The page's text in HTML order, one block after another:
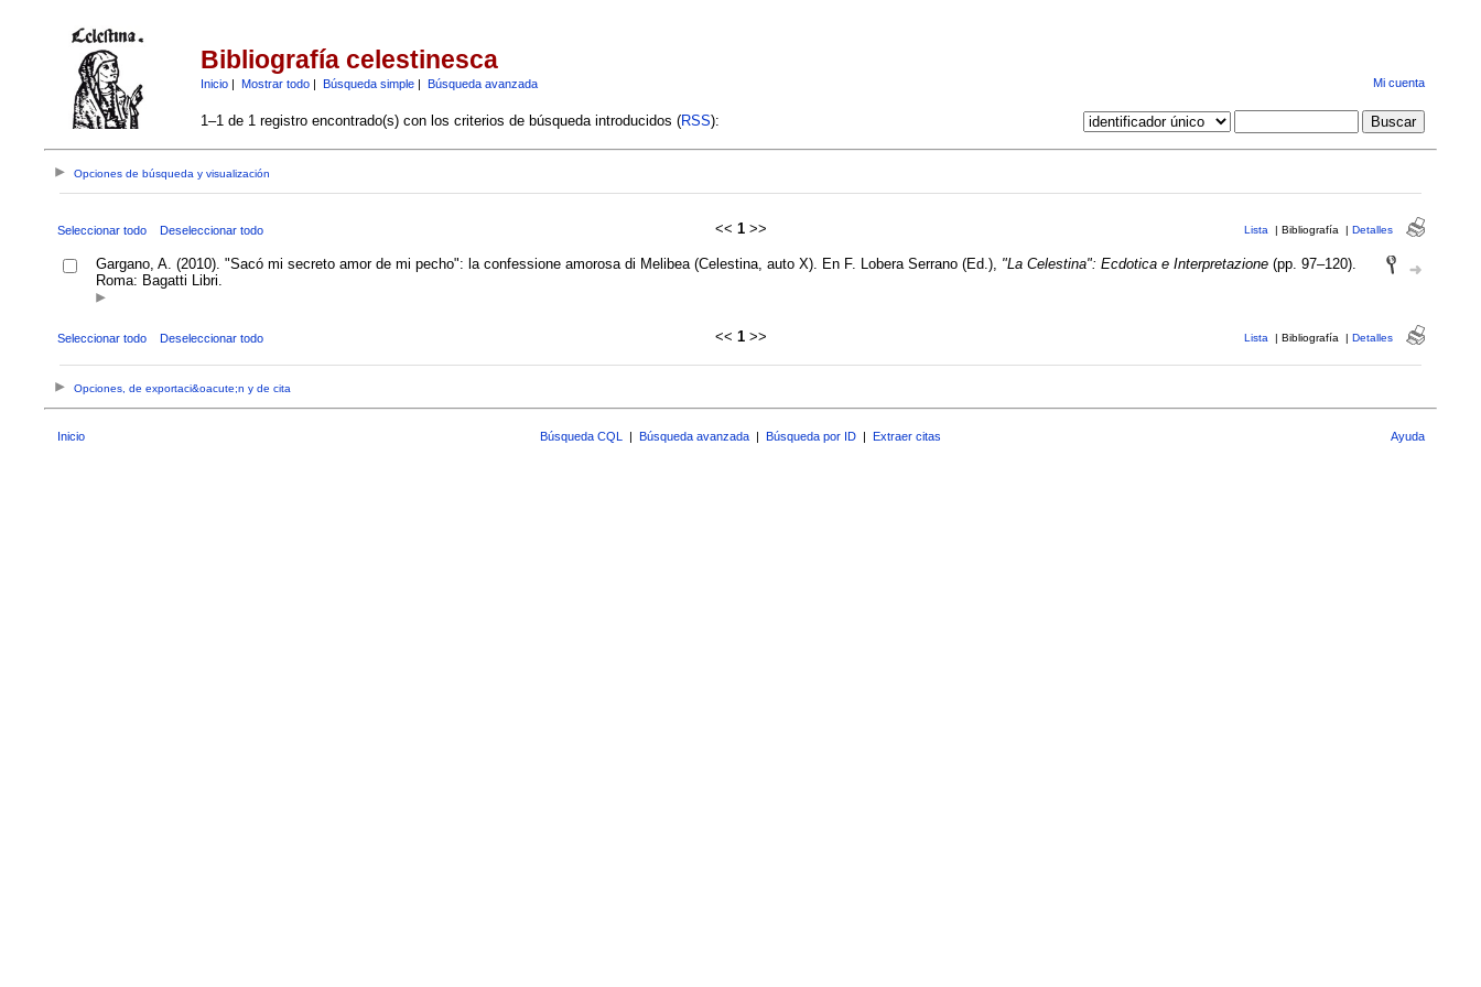
Bibliografía celestinesca
Inicio| Mostrar todo| Búsqueda simple| Búsqueda avanzada Mi cuenta
1–1 de 1 registro encontrado(s) con los criterios de búsqueda introducidos (RSS):
Opciones de búsqueda y visualización
Seleccionar todo Deseleccionar todo << 1>> Lista | Bibliografía | Detalles
Gargano, A. (2010). "Sacó mi secreto amor de mi pecho": la confessione amorosa di Melibea (Celestina, auto X). En F. Lobera Serrano (Ed.), "La Celestina": Ecdotica e Interpretazione(pp. 97–120).
Roma: Bagatti Libri.
Seleccionar todo Deseleccionar todo << 1>> Lista | Bibliografía | Detalles
Opciones, de exportaci&oacute;n y de cita
Inicio Búsqueda CQL | Búsqueda avanzada | Búsqueda por ID | Extraer citas Ayuda